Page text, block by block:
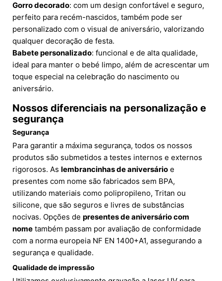
Gorro decorado: com um design confortável e seguro,
perfeito para recém-nascidos, também pode ser
personalizado com o visual de aniversário, valorizando
qualquer decoração de festa.
Babete personalizado: funcional e de alta qualidade,
ideal para manter o bebé limpo, além de acrescentar um
toque especial na celebração do nascimento ou
aniversário.
Nossos diferenciais na personalização e
segurança
Segurança
Para garantir a máxima segurança, todos os nossos
produtos são submetidos a testes internos e externos
rigorosos. As lembrancinhas de aniversário e
presentes com nome são fabricados sem BPA,
utilizando materiais como polipropileno, Tritan ou
silicone, que são seguros e livres de substâncias
nocivas. Opções de presentes de aniversário com
nome também passam por avaliação de conformidade
com a norma europeia NF EN 1400+A1, assegurando a
segurança e qualidade.
Qualidade de impressão